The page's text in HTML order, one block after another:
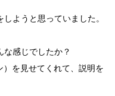
ようと思っていました。
感じでしたか？
を見せてくれて、説明を